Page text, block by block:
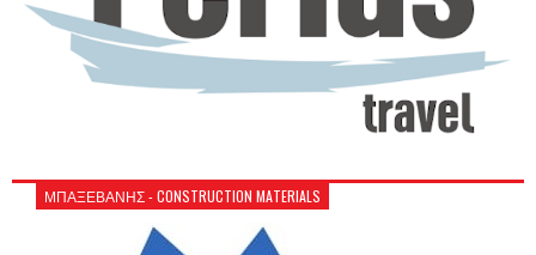
ΜΠΑΞΕΒΑΝΗΣ - CONSTRUCTION MATERIALS